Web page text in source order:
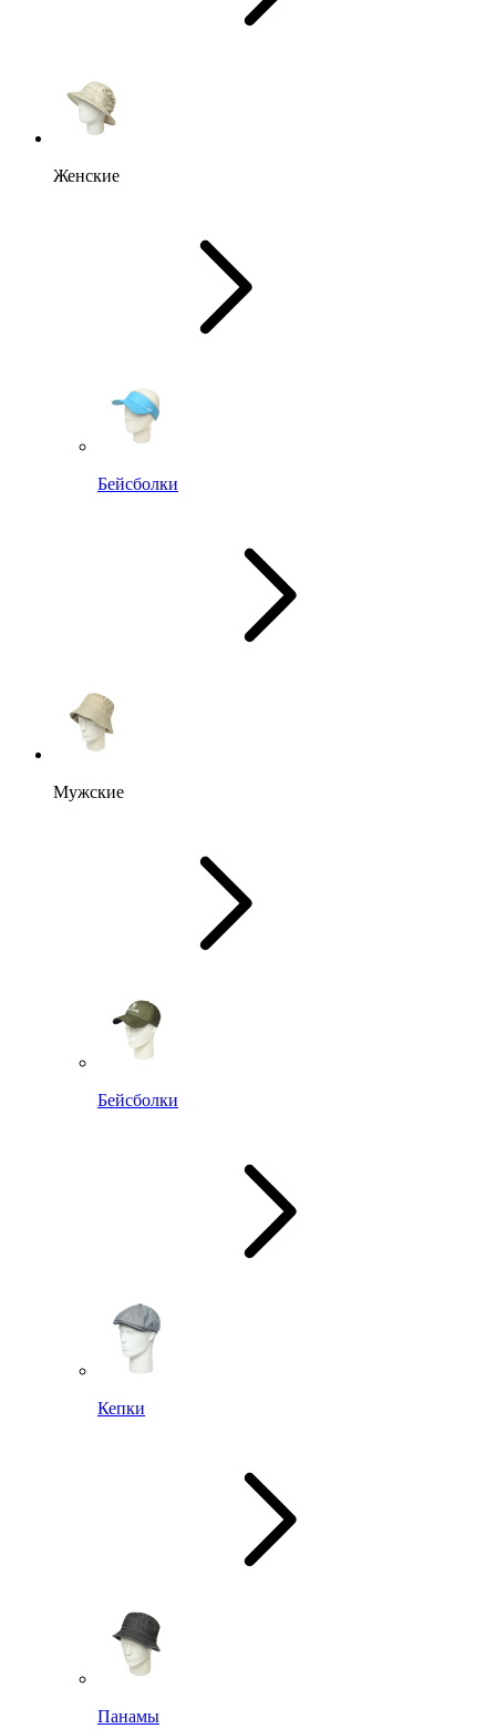
Женские
Бейсболки
Мужские
Бейсболки
Кепки
Панамы